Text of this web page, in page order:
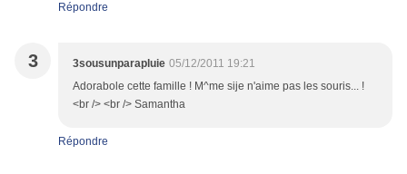
Répondre
3 3sousunparapluie 05/12/2011 19:21
Adorabole cette famille ! M^me sije n'aime pas les souris... !
<br /> <br /> Samantha
Répondre